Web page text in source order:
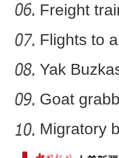
La
Freight
Flights to
Yak
Goat
Migratory